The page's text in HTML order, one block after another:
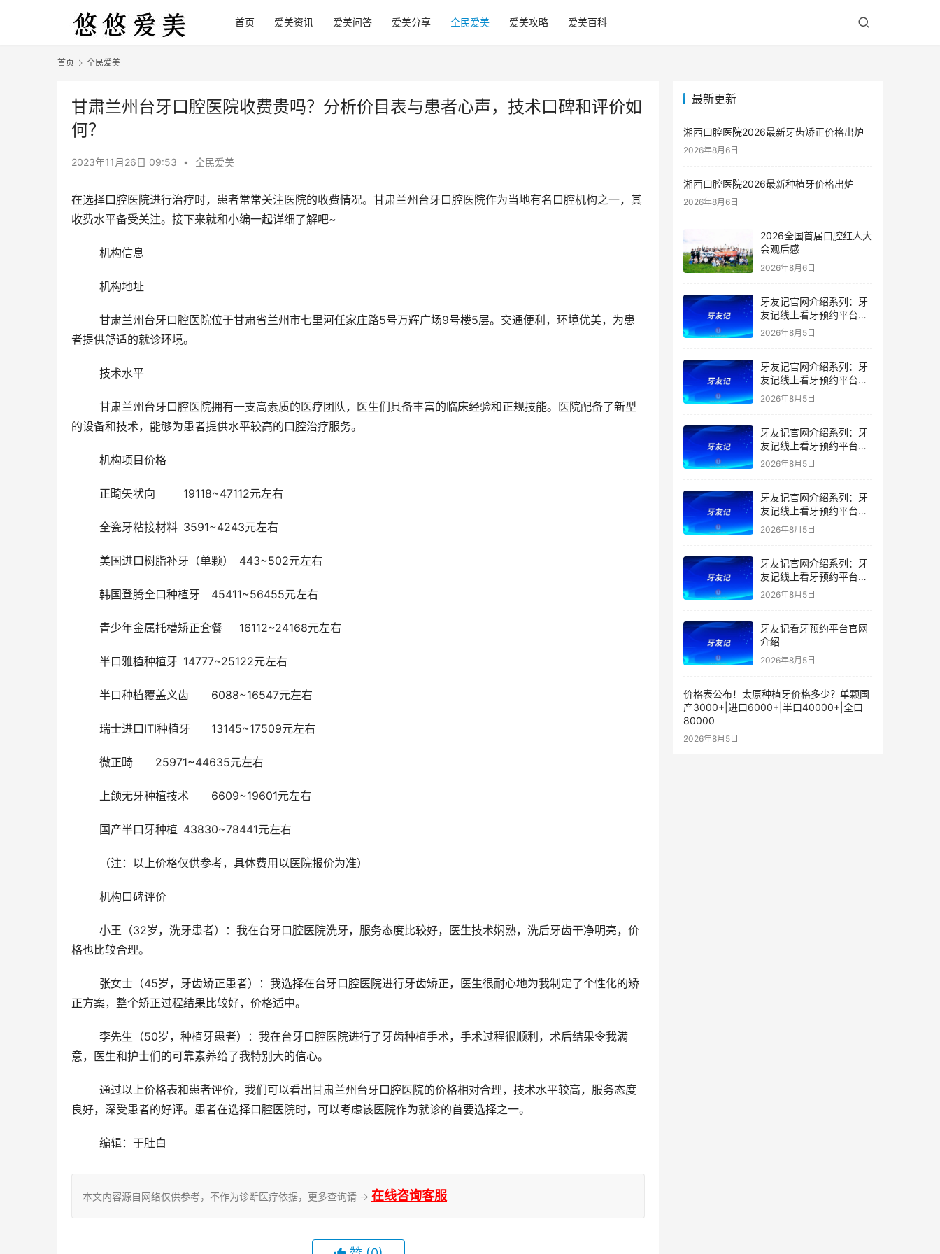
首页 爱美资讯 爱美问答 爱美分享 全民爱美 爱美攻略 爱美百科
首页 全民爱美
甘肃兰州台牙口腔医院收费贵吗？分析价目表与患者心声，技术口碑和评价如
何？
2023年11月26日 09:53 • 全民爱美
在选择口腔医院进行治疗时，患者常常关注医院的收费情况。甘肃兰州台牙口腔医院作为当地有名口腔机构之一，其
收费水平备受关注。接下来就和小编一起详细了解吧~
	机构信息
	机构地址
者提供舒适的就诊环境。
	技术水平
的设备和技术，能够为患者提供水平较高的口腔治疗服务。
	机构项目价格
	正畸矢状向	19118~47112元左右
	全瓷牙粘接材料	3591~4243元左右
	美国进口树脂补牙（单颗）	443~502元左右
	韩国登腾全口种植牙	45411~56455元左右
	青少年金属托槽矫正套餐	16112~24168元左右
	半口雅植种植牙	14777~25122元左右
	半口种植覆盖义齿	6088~16547元左右
	瑞士进口ITI种植牙	13145~17509元左右
	微正畸	25971~44635元左右
	上颌无牙种植技术	6609~19601元左右
	国产半口牙种植	43830~78441元左右
	（注：以上价格仅供参考，具体费用以医院报价为准）
	机构口碑评价
格也比较合理。
正方案，整个矫正过程结果比较好，价格适中。
意，医生和护士们的可靠素养给了我特别大的信心。
良好，深受患者的好评。患者在选择口腔医院时，可以考虑该医院作为就诊的首要选择之一。
	编辑：于肚白
本文内容源自网络仅供参考，不作为诊断医疗依据，更多查询请 → 在线咨询客服
最新更新
湘西口腔医院2026最新牙齿矫正价格出炉
2026年8月6日
湘西口腔医院2026最新种植牙价格出炉
2026年8月6日
2026全国首届口腔红人大
会观后感
2026年8月6日
牙友记官网介绍系列：牙
友记线上看牙预约平台是
干什么的？靠谱吗？
2026年8月5日
牙友记官网介绍系列：牙
友记线上看牙预约平台让
看牙不再靠运气
2026年8月5日
牙友记官网介绍系列：牙
友记线上看牙预约平台打
破口腔行业专业壁垒新手
2026年8月5日
牙友记官网介绍系列：牙
友记线上看牙预约平台落
地同城就诊经验打破未知
2026年8月5日
牙友记官网介绍系列：牙
友记线上看牙预约平台的
优势在哪里？
2026年8月5日
牙友记看牙预约平台官网
介绍
2026年8月5日
价格表公布！太原种植牙价格多少？单颗国
产3000+|进口6000+|半口40000+|全口
80000
2026年8月5日